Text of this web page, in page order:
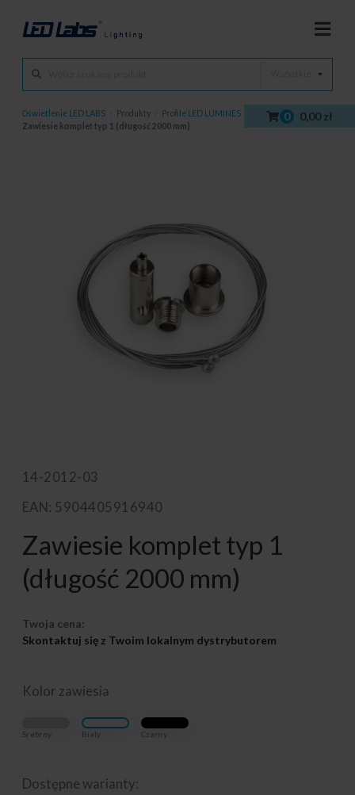
0 0,00 zł
Oświetlenie LED LABS Produkty Profile LED LUMINES Akcesoria
Zawiesie komplet typ 1 (długość 2000 mm)
14-2012-03
EAN: 5904405916940
Zawiesie komplet typ 1
(długość 2000 mm)
Twoja cena:
Skontaktuj się z Twoim lokalnym dystrybutorem
Kolor zawiesia
Srebrny Biały Czarny
Dostępne warianty: